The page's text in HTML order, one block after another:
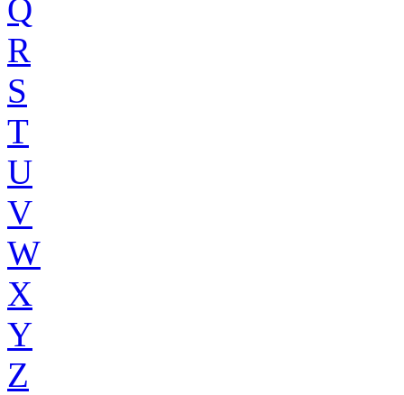
Q
R
S
T
U
V
W
X
Y
Z